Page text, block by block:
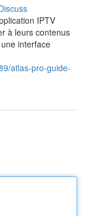
IPTV
à leurs contenus
interface
atlas-pro-guide-